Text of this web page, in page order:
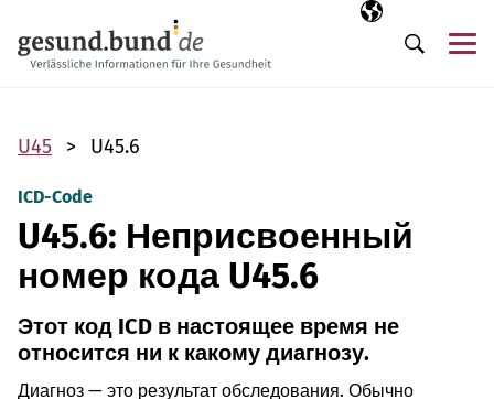
Выбранный
RU
Поиск
U45 U45.6
ICD-Code
U45.6: Неприсвоенный
номер кода U45.6
Этот код ICD в настоящее время не
относится ни к какому диагнозу.
Диагноз — это результат обследования. Обычно